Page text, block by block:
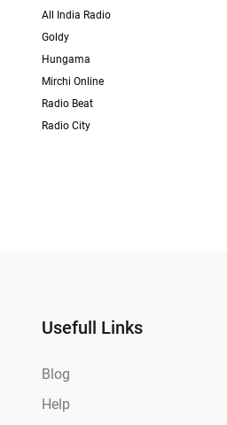
All India Radio
Goldy
Hungama
Mirchi Online
Radio Beat
Radio City
Usefull Links
Blog
Help